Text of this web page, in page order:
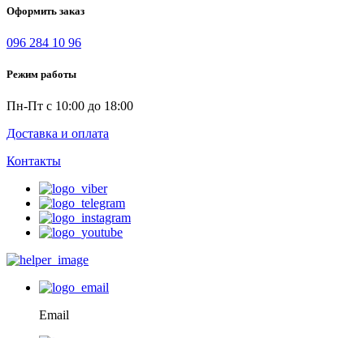
Оформить заказ
096 284 10 96
Режим работы
Пн-Пт с 10:00 до 18:00
Доставка и оплата
Контакты
Email